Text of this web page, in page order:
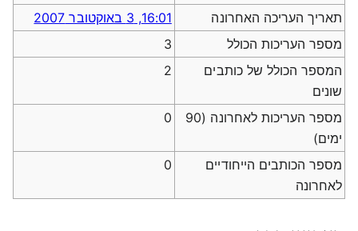
תאריך העריכה האחרונה
16:01, 3 באוקטובר 2007
מספר העריכות הכולל
3
המספר הכולל של כותבים
שונים
2
מספר העריכות לאחרונה (90
ימים)
0
מספר הכותבים הייחודיים
לאחרונה
0